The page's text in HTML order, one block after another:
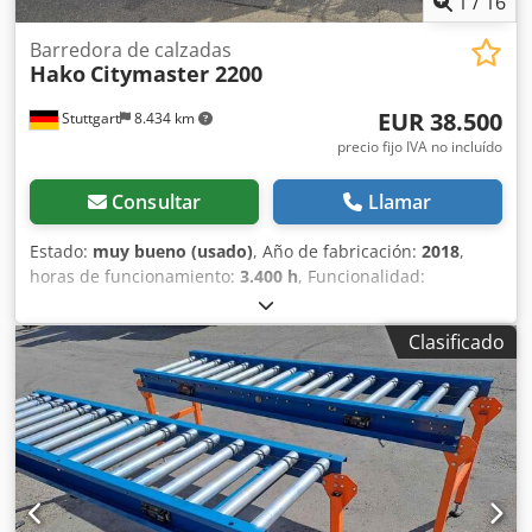
Stuttgart 8.434 km
Barredora de calzadas
Hako Citymaster 2200
EUR 38.500
precio fijo IVA no incluído
Consultar Llamar
Estado: muy bueno (usado), Año de fabricación: 2018,
horas de funcionamiento: 3.400 h, Funcionalidad:
, kilometraje:
80,17 kW (109,00 CV), tipo de combustible:diésel,
combustible:diésel , cabina del conductor: cabina del
conductor
, tipo de engranaje:hidrostático, clase de
emisión:Euro 6, Equipamiento:control de crucero, filtro
de hollín, hidráulica, HAKO Citymaster 2200 Porta equipos
municipal con unidad barredora-succionadora de 3
cepillos Este Hako Citymaster 2200 fue puesto en servicio
por primera vez en 2018, tiene solo aprox. 3.400 horas
totales de funcionamiento / 2.018 horas hidráulicas /
Clasificado